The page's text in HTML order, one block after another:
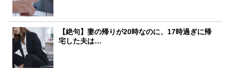
【絶句】妻の帰りが20時なのに、17時過ぎに帰
宅した夫は…